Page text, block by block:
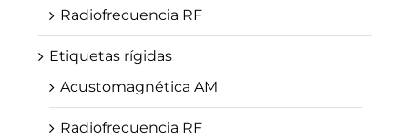
Radiofrecuencia RF
Etiquetas rígidas
Acustomagnética AM
Radiofrecuencia RF